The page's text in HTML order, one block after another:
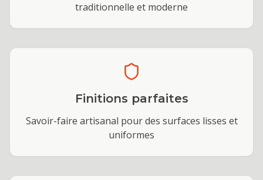
traditionnelle et moderne
Finitions parfaites
Savoir-faire artisanal pour des surfaces lisses et
uniformes